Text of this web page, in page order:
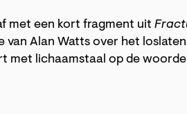
met een kort fragment uit
van Alan Watts over het
met lichaamstaal op de